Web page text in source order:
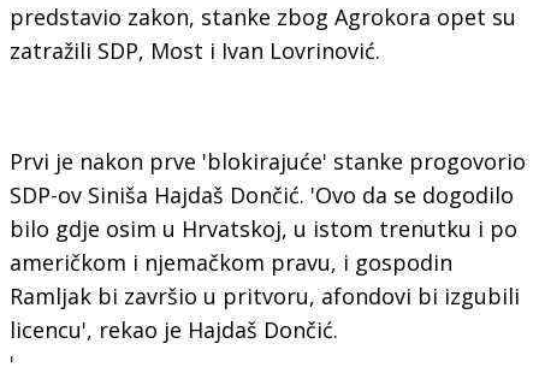
predstavio zakon, stanke zbog Agrokora opet su
zatražili SDP, Most i Ivan Lovrinović.
Prvi je nakon prve 'blokirajuće' stanke progovorio
SDP-ov Siniša Hajdaš Dončić. 'Ovo da se dogodilo
bilo gdje osim u Hrvatskoj, u istom trenutku i po
američkom i njemačkom pravu, i gospodin
Ramljak bi završio u pritvoru, afondovi bi izgubili
licencu', rekao je Hajdaš Dončić.
'